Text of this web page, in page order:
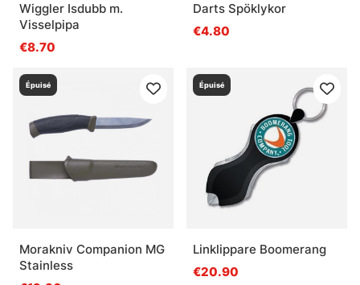
Wiggler Isdubb m.
Visselpipa
€8.70
Darts Spöklykor
€4.80
Épuisé
Morakniv Companion MG
Stainless
Épuisé
Linklippare Boomerang
€20.90